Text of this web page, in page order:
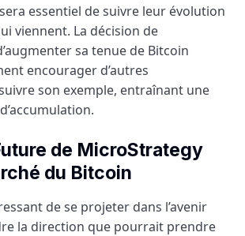
essentiel de suivre leur évolution
viennent. La décision de
sa tenue de Bitcoin
encourager d’autres
son exemple, entraînant une
de MicroStrategy
du Bitcoin
de se projeter dans l’avenir
la direction que pourrait prendre